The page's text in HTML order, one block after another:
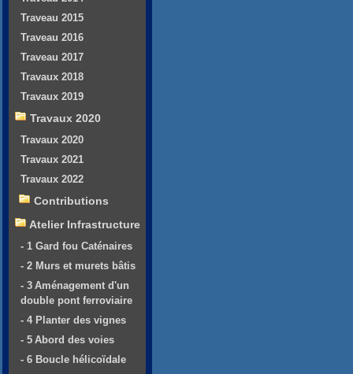
Traveau 2015
Traveau 2016
Traveau 2017
Travaux 2018
Travaux 2019
Travaux 2020
Travaux 2020
Travaux 2021
Travaux 2022
Contributions
Atelier Infrastructure
- 1 Gard fou Caténaires
- 2 Murs et murets bâtis
- 3 Aménagement d'un
double pont ferroviaire
- 4 Planter des vignes
- 5 Abord des voies
- 6 Boucle hélicoïdale